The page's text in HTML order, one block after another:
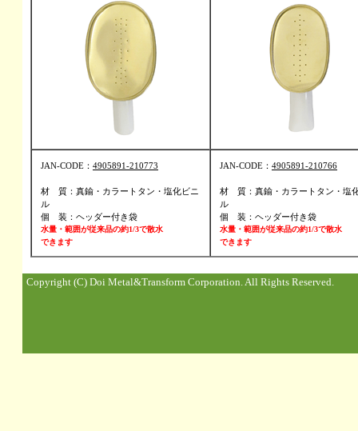
JAN-CODE： 4905891-210773
材 質：真鍮・カラートタン・塩化ビニ
ル
個 装：ヘッダー付き袋
水量・範囲が従来品の約1/3で散水
できます
JAN-CODE： 4905891-210766
材 質：真鍮・カラートタン・塩
ル
個 装：ヘッダー付き袋
水量・範囲が従来品の約1/3で散水
できます
Copyright (C) Doi Metal&Transform Corporation. All Rights Reserved.